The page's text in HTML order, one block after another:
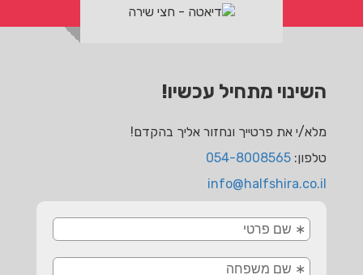
השינוי מתחיל עכשיו!
מלא/י את פרטייך ונחזור אליך בהקדם!
טלפון: 054-8008565
info@halfshira.co.il